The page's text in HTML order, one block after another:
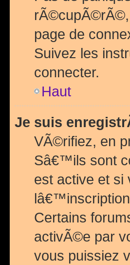
rÃ©cupÃ©rÃ©,
page de
Suivez les
connecter.
Haut
Je suis
VÃ©rifiez, en
Sâ€™ils sont
est active et si
Certains
activÃ©e par
vous puissiez